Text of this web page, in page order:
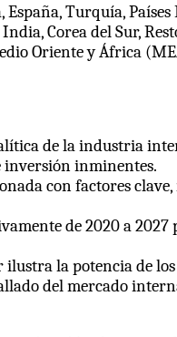
Turquía,
Corea del Sur,
Oriente y África
de la industria
inminentes.
con factores
de 2020 a
la potencia de
del mercado